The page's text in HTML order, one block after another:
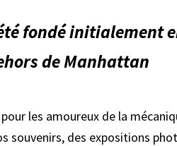
fondé initialement
de Manhattan
les amoureux de la
souvenirs, des expositions